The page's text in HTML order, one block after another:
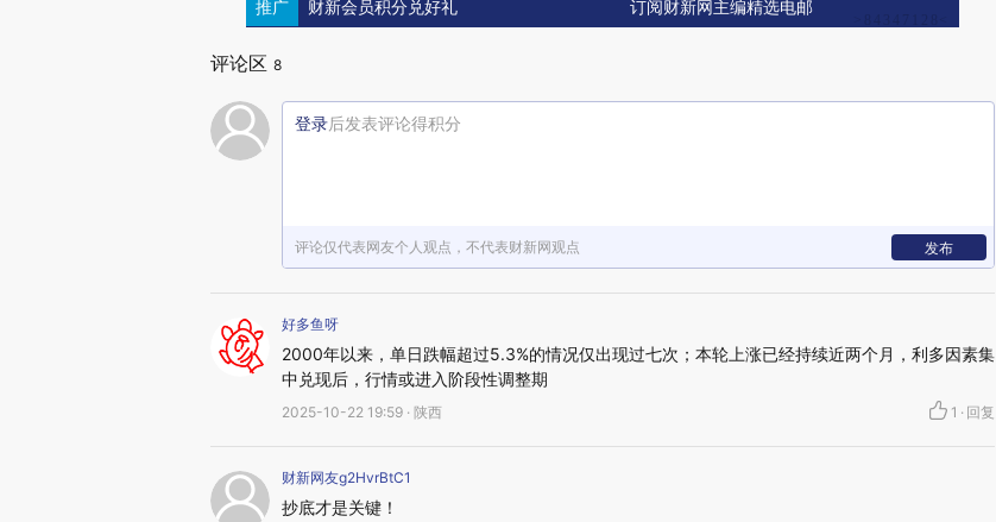
推广 财新会员积分兑好礼 订阅财新网主编精选电邮
评论区 8
登录后发表评论得积分
评论仅代表网友个人观点，不代表财新网观点 发布
好多鱼呀
2000年以来，单日跌幅超过5.3%的情况仅出现过七次；本轮上涨已经持续近两个月，利多因素集
中兑现后，行情或进入阶段性调整期
2025-10-22 19:59 · 陕西 1 · 回复
财新网友g2HvrBtC1
抄底才是关键！